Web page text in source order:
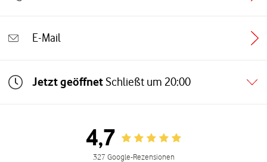
E-Mail
Jetzt geöffnet Schließt um 20:00
4,7 Rating 4.7
327 Google-Rezensionen